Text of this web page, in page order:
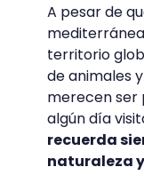
A pesar de
territorio
de animales
merecen ser
algún día
recuerda
naturaleza